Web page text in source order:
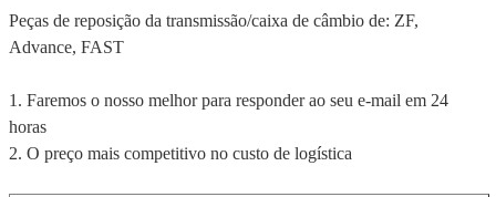
Peças de reposição da transmissão/caixa de câmbio de: ZF,
Advance, FAST
1. Faremos o nosso melhor para responder ao seu e-mail em 24
horas
2. O preço mais competitivo no custo de logística